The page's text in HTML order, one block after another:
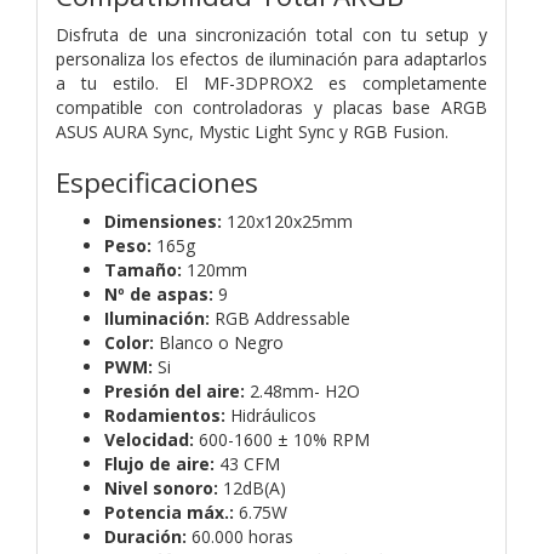
Disfruta de una sincronización total con tu setup y
personaliza los efectos de iluminación para adaptarlos
a tu estilo. El MF-3DPROX2 es completamente
compatible con controladoras y placas base ARGB
ASUS AURA Sync, Mystic Light Sync y RGB Fusion.
Especificaciones
Dimensiones: 120x120x25mm
Peso: 165g
Tamaño: 120mm
Nº de aspas: 9
Iluminación: RGB Addressable
Color: Blanco o Negro
PWM: Si
Presión del aire: 2.48mm- H2O
Rodamientos: Hidráulicos
Velocidad: 600-1600 ± 10% RPM
Flujo de aire: 43 CFM
Nivel sonoro: 12dB(A)
Potencia máx.: 6.75W
Duración: 60.000 horas